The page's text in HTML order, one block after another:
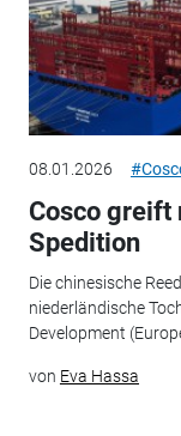
08.01.2026
Cosco greift
Spedition
Die chinesische
niederländische
Development
von Eva Hassa